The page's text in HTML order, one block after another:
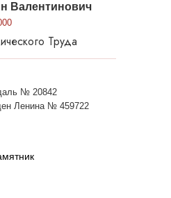
Валентинович
Труда
№ 20842
Ленина № 459722